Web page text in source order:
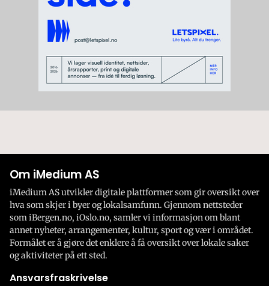
Om iMedium AS
iMedium AS utvikler digitale plattformer som gir oversikt over
hva som skjer i byer og lokalsamfunn. Gjennom nettsteder
som iBergen.no, iOslo.no, samler vi informasjon om blant
annet nyheter, arrangementer, kultur, sport og vær i området.
Formålet er å gjøre det enklere å få oversikt over lokale saker
og aktiviteter på ett sted.
Ansvarsfraskrivelse